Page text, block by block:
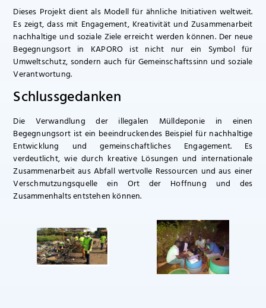
Dieses Projekt dient als Modell für ähnliche Initiativen weltweit.
Es zeigt, dass mit Engagement, Kreativität und Zusammenarbeit
nachhaltige und soziale Ziele erreicht werden können. Der neue
Begegnungsort in KAPORO ist nicht nur ein Symbol für
Umweltschutz, sondern auch für Gemeinschaftssinn und soziale
Verantwortung.
Schlussgedanken
Die Verwandlung der illegalen Mülldeponie in einen
Begegnungsort ist ein beeindruckendes Beispiel für nachhaltige
Entwicklung und gemeinschaftliches Engagement. Es
verdeutlicht, wie durch kreative Lösungen und internationale
Zusammenarbeit aus Abfall wertvolle Ressourcen und aus einer
Verschmutzungsquelle ein Ort der Hoffnung und des
Zusammenhalts entstehen können.